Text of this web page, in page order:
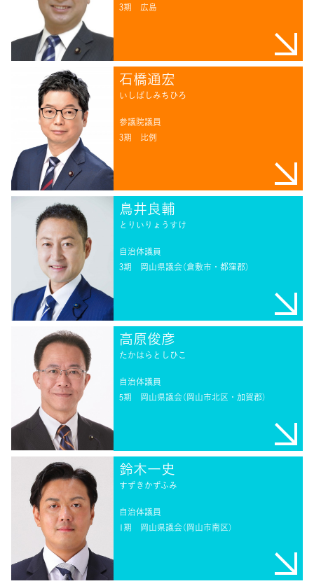
3期 広島
石橋通宏
いしばしみちひろ
参議院議員
3期 比例
鳥井良輔
とりいりょうすけ
自治体議員
3期 岡山県議会（倉敷市・都窪郡）
高原俊彦
たかはらとしひこ
自治体議員
5期 岡山県議会（岡山市北区・加賀郡）
鈴木一史
すずきかずふみ
自治体議員
1期 岡山県議会（岡山市南区）